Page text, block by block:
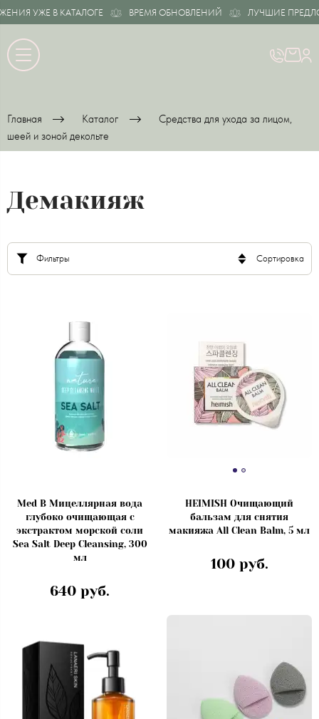
УЖЕ В КАТАЛОГЕ ВРЕМЯ ОБНОВЛЕНИЙ ЛУЧШИЕ
Главная Каталог
Средства для ухода за лицом,
шеей и зоной декольте
Демакияж
Фильтры Сортировка
Med B Мицеллярная вода
глубоко очищающая с
экстрактом морской соли
Sea Salt Deep Cleansing, 300
мл
640 руб.
HEIMISH Очищающий
бальзам для снятия
макияжа All Clean Balm, 5 мл
100 руб.